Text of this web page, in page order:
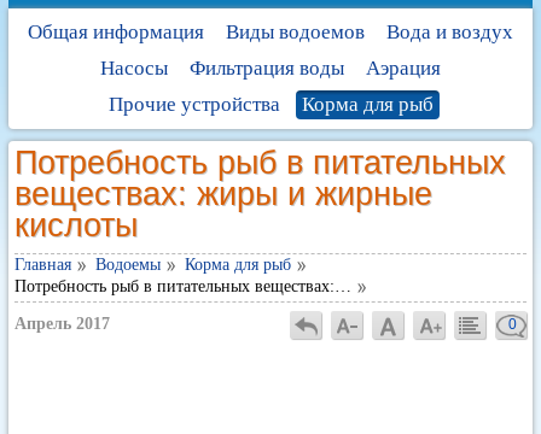
Общая информация Виды водоемов
Вода и воздух
Насосы
Фильтрация воды
Аэрация
Прочие устройства
Корма для рыб
Потребность рыб в питательных
веществах: жиры и жирные
кислоты
Главная Водоемы
Корма для рыб
Потребность рыб в питательных веществах:…
Апрель 2017 0